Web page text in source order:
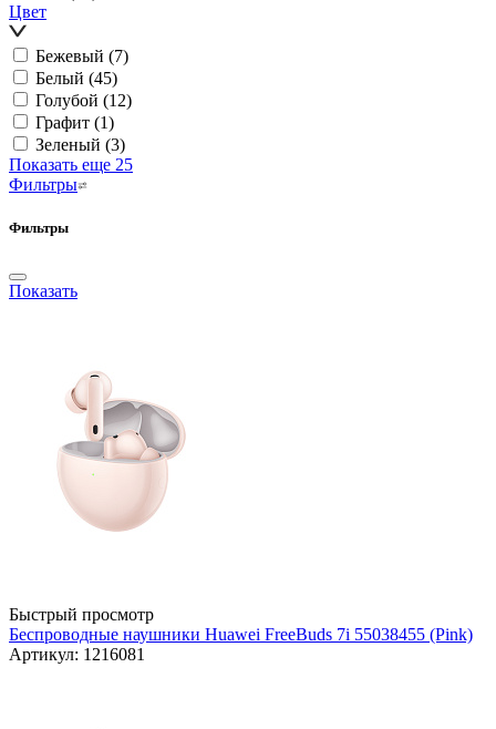
Цвет
Бежевый (7)
Белый (45)
Голубой (12)
Графит (1)
Зеленый (3)
Показать еще 25
Фильтры
Фильтры
Показать
Быстрый просмотр
Беспроводные наушники Huawei FreeBuds 7i 55038455 (Pink)
Артикул: 1216081